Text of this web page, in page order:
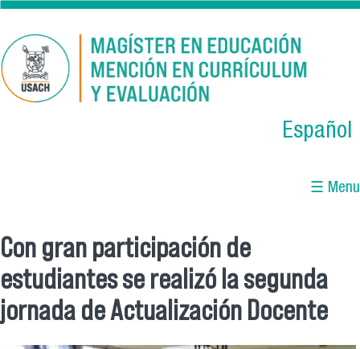
Skip to main content
Español
☰ Menu
You are here
Con gran participación de
estudiantes se realizó la segunda
jornada de Actualización Docente